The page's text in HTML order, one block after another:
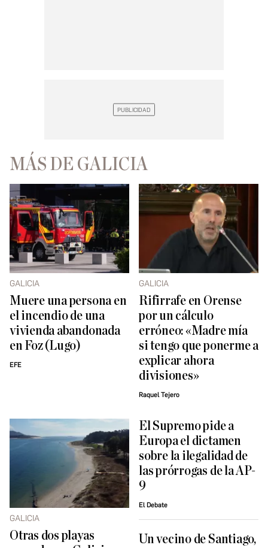
MÁS DE GALICIA
GALICIA
Muere una persona en
el incendio de una
vivienda abandonada
en Foz (Lugo)
EFE
GALICIA
Rifirrafe en Orense
por un cálculo
erróneo: «Madre mía
si tengo que ponerme a
explicar ahora
divisiones»
Raquel Tejero
GALICIA
Otras dos playas
El Supremo pide a
Europa el dictamen
sobre la ilegalidad de
las prórrogas de la AP-
9
El Debate
Un vecino de Santiago,